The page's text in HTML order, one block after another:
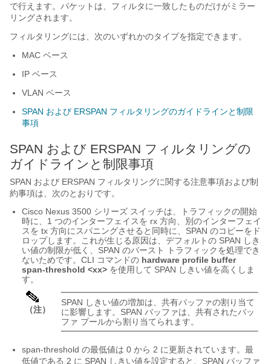
で行えます。パケットは、フィルタに一致したものだけがミラー
リングされます。
フィルタリングには、次のいずれかのタイプを指定できます。
MAC ベース
IP ベース
VLAN ベース
SPAN および ERSPAN フィルタリングのガイドラインと制限
事項
SPAN および ERSPAN フィルタリングの
ガイドラインと制限事項
SPAN および ERSPAN フィルタリングに関する注意事項および制
約事項は、次のとおりです。
Cisco Nexus 3500 シリーズ スイッチは、トラフィックの開始
時に、1 つのインターフェイスを rx 方向、別のインターフェイ
スを tx 方向にスパニングさせると同時に、SPAN のコピーをド
ロップします。これが生じる原因は、デフォルトの SPAN しき
い値の制限が低く、SPAN のバースト トラフィックを処理でき
ないためです。CLI コマンドの hardware profile buffer
span-threshold <xx> を使用して SPAN しきい値を高くしま
す。
（注）
SPAN しきい値の増加は、共有バッファの割り当て
に影響します。SPAN バッファは、共有されたバッ
ファ プールから割り当てられます。
span-threshold の最低値は 0 から 2 に更新されています。最
低値である 2 に SPAN しきい値を設定すると、SPAN バッファ